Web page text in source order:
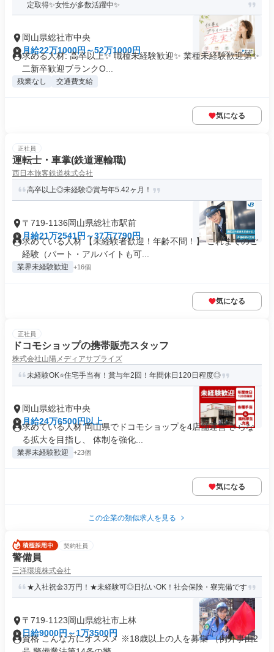
定取得✨女性が多数活躍中✨
岡山県総社市中央
月給22万1000円～52万1000円
求める人材: 高卒以上✨ 職種未経験歓迎✨ 業種未経験歓迎第✨
二新卒歓迎ブランクO...
残業なし 交通費支給
気になる
正社員
運転士・車掌(鉄道運輸職)
西日本旅客鉄道株式会社
高卒以上◎未経験◎賞与年5.42ヶ月！
〒719-1136岡山県総社市駅前
月給21万2541円～37万7790円
求めている人材 【未経験者歓迎！年齢不問！】 これまでのご
経験（パート・アルバイトも可...
業界未経験歓迎 +16個
気になる
正社員
ドコモショップの携帯販売スタッフ
株式会社山陽メディアサプライズ
未経験OK⭐住宅手当有！賞与年2回！年間休日120日程度◎
岡山県総社市中央
月給24万6500円以上
求めている人材 岡山県でドコモショップを4店舗運営 さらな
る拡大を目指し、 体制を強化...
業界未経験歓迎 +23個
気になる
この企業の類似求人を見る
契約社員
警備員
三洋環境株式会社
★入社祝金3万円！★未経験可◎日払いOK！社会保険・寮完備です
〒719-1123岡山県総社市上林
日給9000円～1万3500円
資格 こんな方にオススメ ※18歳以上の人を募集 （例外事由2